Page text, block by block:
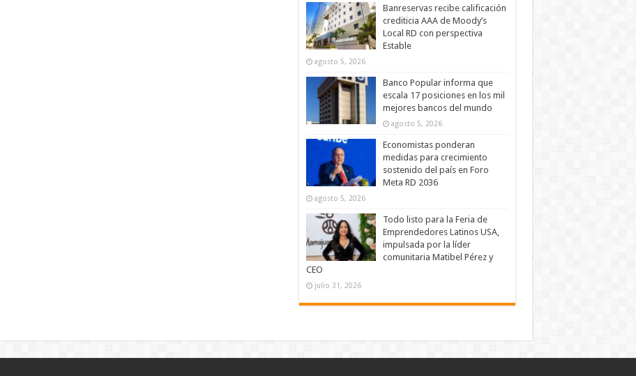
Banreservas recibe calificación
crediticia AAA de Moody’s
Local RD con perspectiva
Estable
agosto 5, 2026
Banco Popular informa que
escala 17 posiciones en los mil
mejores bancos del mundo
agosto 5, 2026
Economistas ponderan
medidas para crecimiento
sostenido del país en Foro
Meta RD 2036
agosto 5, 2026
Todo listo para la Feria de
Emprendedores Latinos USA,
impulsada por la líder
comunitaria Matibel Pérez y
CEO
julio 31, 2026